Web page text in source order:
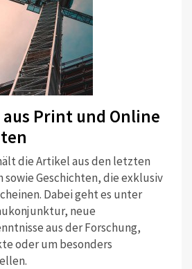
Print und Online
die Artikel aus den letzten
Geschichten, die exklusiv
Dabei geht es unter
neue
aus der Forschung,
oder um besonders